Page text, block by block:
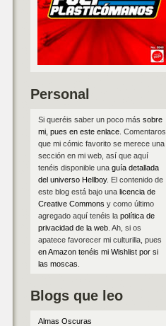
Personal
Si queréis saber un poco más sobre
mi, pues en este enlace. Comentaros
que mi cómic favorito se merece una
sección en mi web, así que aquí
tenéis disponible una guía detallada
del universo Hellboy. El contenido de
este blog está bajo una licencia de
Creative Commons y como último
agregado aquí tenéis la política de
privacidad de la web. Ah, si os
apatece favorecer mi culturilla, pues
en Amazon tenéis mi Wishlist por si
las moscas
Blogs que leo
Almas Oscuras